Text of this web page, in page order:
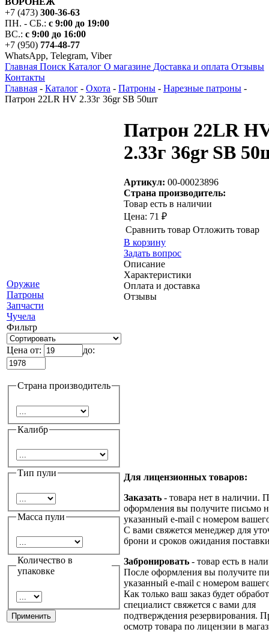
+7 (473) 300-36-63
ПН. - СБ.: с 9:00 до 19:00
ВС.: с 9:00 до 16:00
+7 (950) 774-48-77
WhatsApp, Telegram, Viber
Главная Поиск Каталог О магазине Доставка и оплата Отзывы
Контакты
Главная - Каталог - Охота - Патроны - Нарезные патроны -
Патрон 22LR HV 2.33г 36gr SB 50шт
Оружие
Патроны
Запчасти
Чучела
Фильтр
Цена от: до:
Страна производитель
Калибр
Тип пули
Масса пули
Количество в
упаковке
Патрон 22LR
2.33г 36gr SB
Артикул: 00-00023896
Страна производитель:
Товар есть в наличии
Цена: 71 ₽
Сравнить товар Отложить товар
В корзину
Задать вопрос
Описание
Характеристики
Оплата и доставка
Отзывы
Для лицензионных товаров:
Заказать - товара нет в наличии.
оформления вы получите письмо
указанный e-mail с номером
С вами свяжется менеджер для
брони и сроков ожидания
Забронировать - товар есть в
После оформления вы получите
указанный e-mail с номером
Как только ваш заказ будет
специалист свяжется с вами для
подтверждения резервирования.
осмотр товара по лицензии в